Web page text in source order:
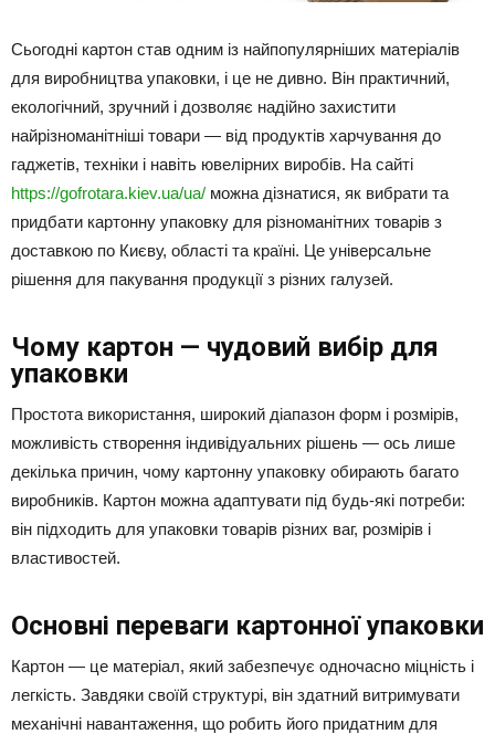
Сьогодні картон став одним із найпопулярніших матеріалів
для виробництва упаковки, і це не дивно. Він практичний,
екологічний, зручний і дозволяє надійно захистити
найрізноманітніші товари — від продуктів харчування до
гаджетів, техніки і навіть ювелірних виробів. На сайті
https://gofrotara.kiev.ua/ua/ можна дізнатися, як вибрати та
придбати картонну упаковку для різноманітних товарів з
доставкою по Києву, області та країні. Це універсальне
рішення для пакування продукції з різних галузей.
Чому картон — чудовий вибір для
упаковки
Простота використання, широкий діапазон форм і розмірів,
можливість створення індивідуальних рішень — ось лише
декілька причин, чому картонну упаковку обирають багато
виробників. Картон можна адаптувати під будь-які потреби:
він підходить для упаковки товарів різних ваг, розмірів і
властивостей.
Основні переваги картонної упаковки
Картон — це матеріал, який забезпечує одночасно міцність і
легкість. Завдяки своїй структурі, він здатний витримувати
механічні навантаження, що робить його придатним для